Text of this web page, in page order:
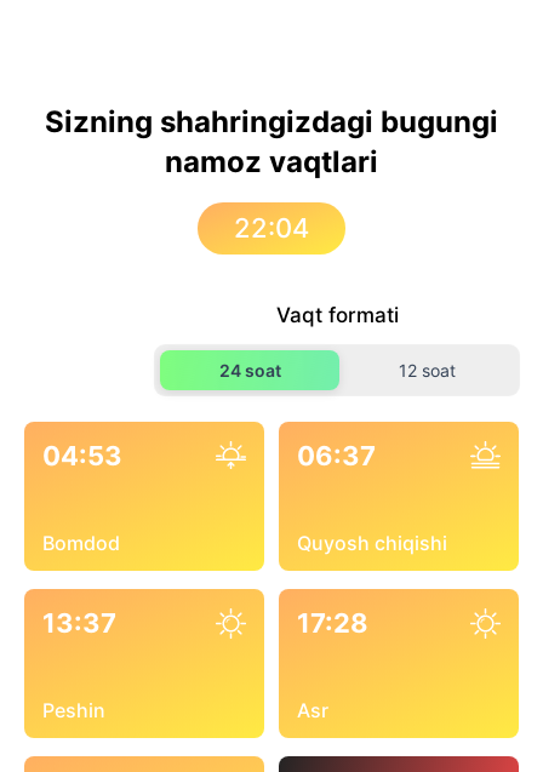
Sizning shahringizdagi bugungi
namoz vaqtlari
22:04
Vaqt formati
24 soat 12 soat
04:53
Bomdod
06:37
Quyosh chiqishi
13:37
Peshin
17:28
Asr